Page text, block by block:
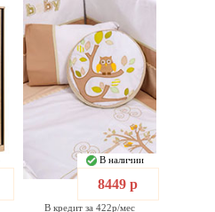
В наличии
8449 р
В кредит за 422р/мес